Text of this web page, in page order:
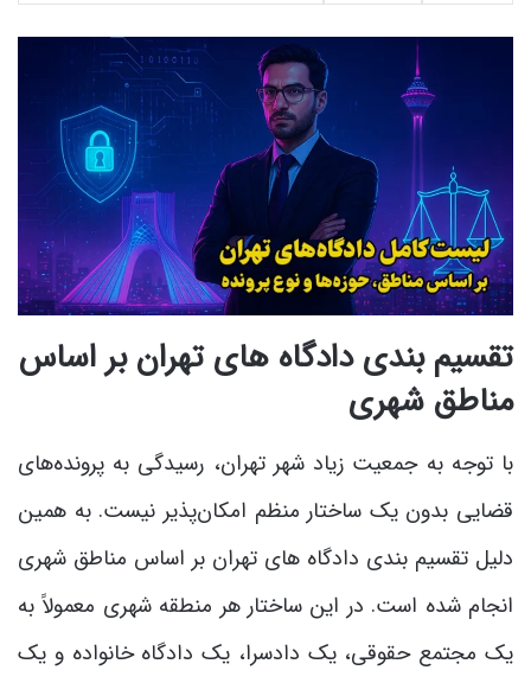
تقسیم بندی دادگاه های تهران بر اساس
مناطق شهری
با توجه به جمعیت زیاد شهر تهران، رسیدگی به پرونده‌های
قضایی بدون یک ساختار منظم امکان‌پذیر نیست. به همین
دلیل تقسیم بندی دادگاه های تهران بر اساس مناطق شهری
انجام شده است. در این ساختار هر منطقه شهری معمولاً به
یک مجتمع حقوقی، یک دادسرا، یک دادگاه خانواده و یک